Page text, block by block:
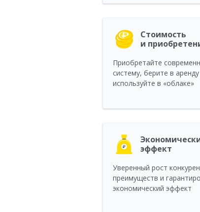
Стоимость
и
Приобретайте
систему, берите в
используйте в «облаке»
эффект
Уверенный рост
преимуществ и
экономический эффект